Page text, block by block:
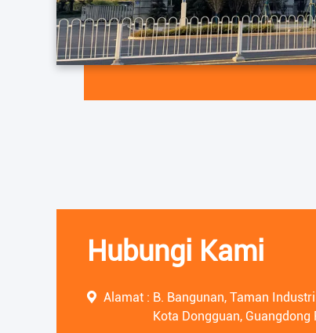
Hubungi Kami
Alamat : B. Bangunan, Taman
Kota Dongguan, Guangdong